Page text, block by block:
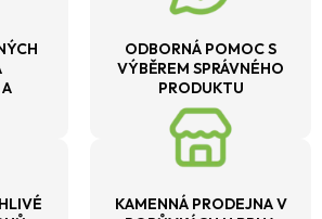
ODBORNÁ POMOC S
VÝBĚREM SPRÁVNÉHO
PRODUKTU
KAMENNÁ PRODEJNA V